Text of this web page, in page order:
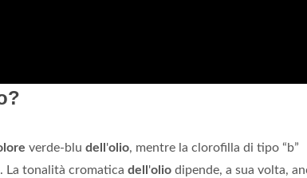
verde-blu dell 'olio, mentre la clorofilla di tipo “b”
La tonalità cromatica dell 'olio dipende, a sua volta,